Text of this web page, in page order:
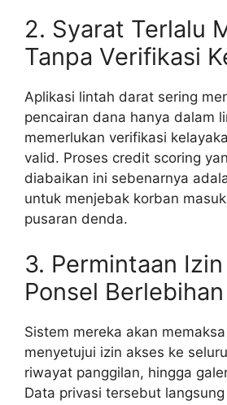
2. Syarat Terlalu
Tanpa Verifikasi
Aplikasi lintah darat sering
pencairan dana hanya dalam
memerlukan verifikasi
valid. Proses credit scoring
diabaikan ini sebenarnya
untuk menjebak korban
pusaran denda.
3. Permintaan
Ponsel Berlebihan
Sistem mereka akan
menyetujui izin akses ke
riwayat panggilan, hingga
Data privasi tersebut